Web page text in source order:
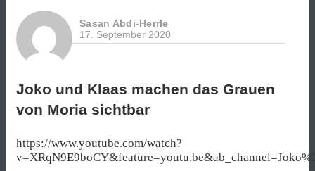
Sasan Abdi-Herrle
17. September 2020
Joko und Klaas machen das Grauen
von Moria sichtbar
https://www.youtube.com/watch?